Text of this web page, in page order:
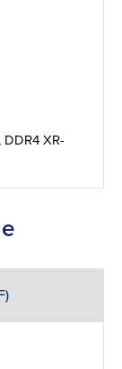
DDR4 XR-